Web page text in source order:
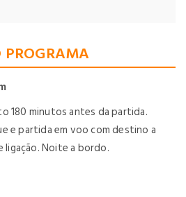
PROGRAMA
180 minutos antes da partida.
e partida em voo com destino a
ligação. Noite a bordo.